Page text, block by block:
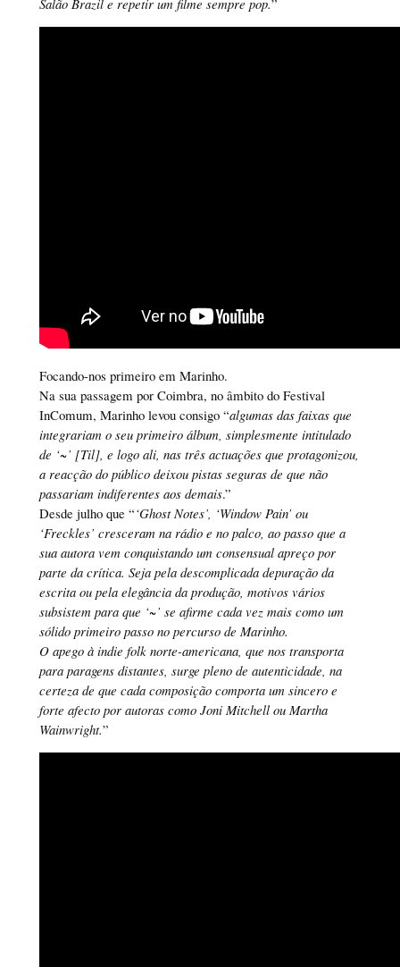
Focando-nos primeiro em Marinho.
Na sua passagem por Coimbra, no âmbito do Festival
InComum, Marinho levou consigo “algumas das faixas que
integrariam o seu primeiro álbum, simplesmente intitulado
de ‘~’ [Til], e logo ali, nas três actuações que protagonizou,
a reacção do público deixou pistas seguras de que não
passariam indiferentes aos demais.”
Desde julho que “‘Ghost Notes’, ‘Window Pain’ ou
‘Freckles’ cresceram na rádio e no palco, ao passo que a
sua autora vem conquistando um consensual apreço por
parte da crítica. Seja pela descomplicada depuração da
escrita ou pela elegância da produção, motivos vários
subsistem para que ‘~’ se afirme cada vez mais como um
sólido primeiro passo no percurso de Marinho.
O apego à indie folk norte-americana, que nos transporta
para paragens distantes, surge pleno de autenticidade, na
certeza de que cada composição comporta um sincero e
forte afecto por autoras como Joni Mitchell ou Martha
Wainwright.”